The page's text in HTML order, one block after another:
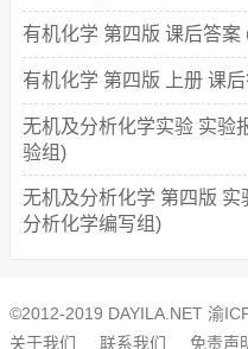
有机化学 第四版 课后答案
有机化学 第四版 上册 课
无机及分析化学实验 实验
验组)
无机及分析化学 第四版
分析化学编写组)
©2012-2019 DAYILA.NET 渝
关于我们
联系我们 免责声